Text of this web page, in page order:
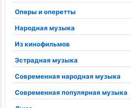
Оперы и оперетты
Народная музыка
Из кинофильмов
Эстрадная музыка
Современная народная музыка
Современная популярная музыка